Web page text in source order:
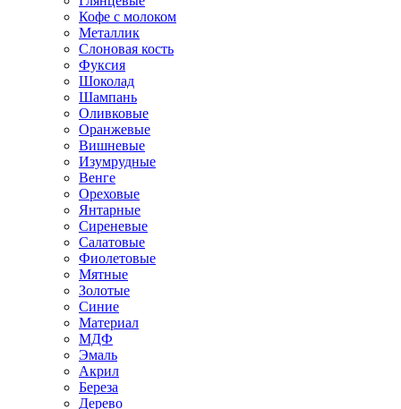
Кофе с молоком
Металлик
Слоновая кость
Фуксия
Шоколад
Шампань
Оливковые
Оранжевые
Вишневые
Изумрудные
Венге
Ореховые
Янтарные
Сиреневые
Салатовые
Фиолетовые
Мятные
Золотые
Синие
Материал
МДФ
Эмаль
Акрил
Береза
Дерево